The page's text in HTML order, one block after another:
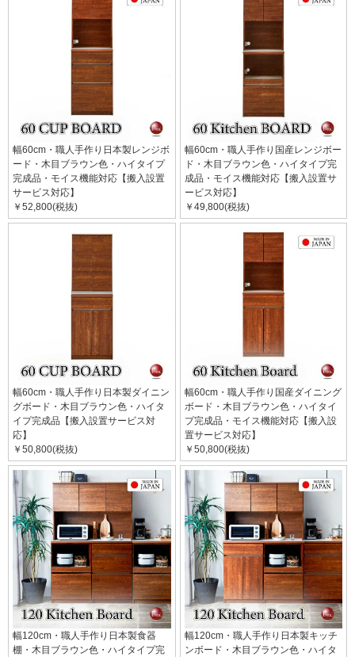
幅60cm・職人手作り日本製レンジボ
ード・木目ブラウン色・ハイタイプ
完成品・モイス機能対応【搬入設置
サービス対応】
￥52,800(税抜)
幅60cm・職人手作り国産レンジボー
ド・木目ブラウン色・ハイタイプ完
成品・モイス機能対応【搬入設置サ
ービス対応】
￥49,800(税抜)
幅60cm・職人手作り日本製ダイニン
グボード・木目ブラウン色・ハイタ
イプ完成品【搬入設置サービス対
応】
￥50,800(税抜)
幅60cm・職人手作り国産ダイニング
ボード・木目ブラウン色・ハイタイ
プ完成品・モイス機能対応【搬入設
置サービス対応】
￥50,800(税抜)
幅120cm・職人手作り日本製食器
棚・木目ブラウン色・ハイタイプ完
幅120cm・職人手作り日本製キッチ
ンボード・木目ブラウン色・ハイタ